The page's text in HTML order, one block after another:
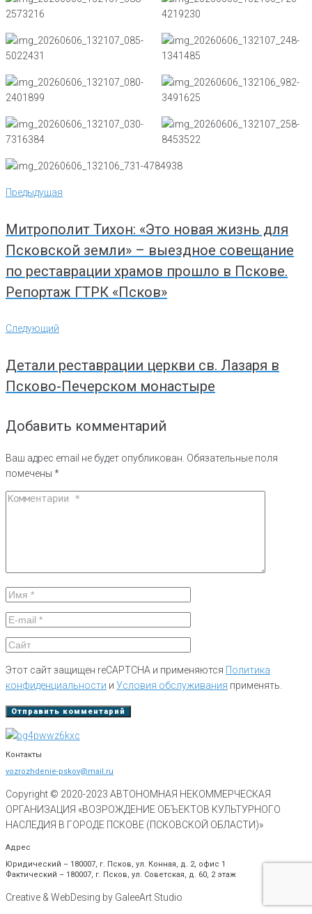
Навигация
по
Предыдущая
Предыдущая
Митрополит Тихон: «Это новая жизнь для
Псковской земли» – выездное совещание
по реставрации храмов прошло в Пскове.
Репортаж ГТРК «Псков»
Следующий
Следующий
Детали реставрации церкви св. Лазаря в
Псково-Печерском монастыре
Добавить комментарий
Ваш адрес email не будет опубликован. Обязательные поля
помечены *
Этот сайт защищен reCAPTCHA и применяются Политика
конфиденциальности и Условия обслуживания применять.
Контакты
vozrozhdenie-pskov@mail.ru
Copyright © 2020-2023 АВТОНОМНАЯ НЕКОММЕРЧЕСКАЯ
ОРГАНИЗАЦИЯ «ВОЗРОЖДЕНИЕ ОБЪЕКТОВ КУЛЬТУРНОГО
НАСЛЕДИЯ В ГОРОДЕ ПСКОВЕ (ПСКОВСКОЙ ОБЛАСТИ)»
Адрес
Юридический – 180007, г. Псков, ул. Конная, д. 2, офис 1
Фактический – 180007, г. Псков, ул. Советская, д. 60, 2 этаж
Creative & WebDesing by GaleeArt Studio